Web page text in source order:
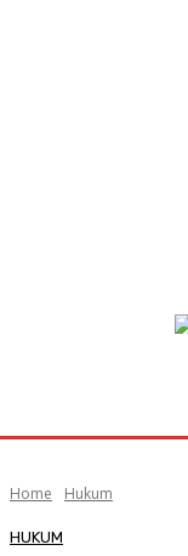
Home Hukum
HUKUM